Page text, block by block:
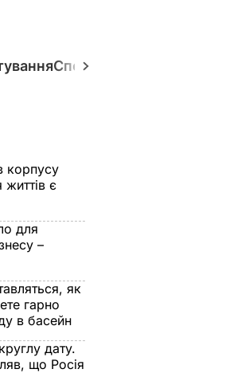
Спецпроєкти
корпусу
життів є
для
–
як
гарно
в басейн
дату.
що Росія